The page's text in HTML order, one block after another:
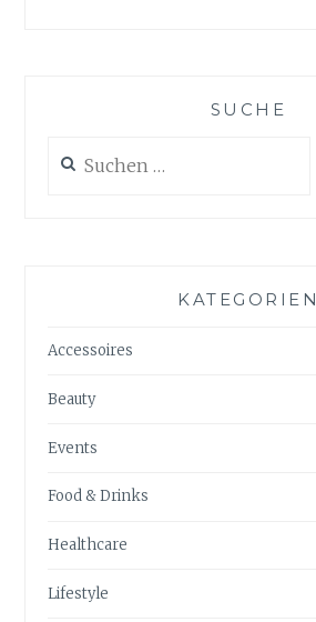
SUCHE
nach:
KATEGORIEN
Accessoires
Beauty
Events
Food & Drinks
Healthcare
Lifestyle